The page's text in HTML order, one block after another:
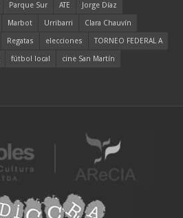
Parque Sur ATE
Jorge Díaz
Marbot Urribarri
Clara Chauvín
Regatas elecciones
TORNEO FEDERAL A
fútbol local cine San Martín